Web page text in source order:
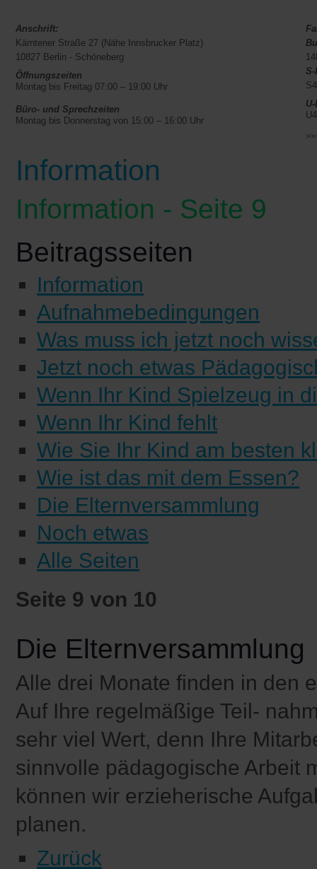
Anschrift:
Kärntener Straße 27 (Nähe Innsbrucker Platz)
10827 Berlin - Schöneberg
Öffnungszeiten
Montag bis Freitag 07:00 – 19:00 Uhr
Büro- und Sprechzeiten
Montag bis Donnerstag von 15:00 – 16:00 Uhr
S-
Information
Information - Seite 9
Beitragsseiten
Information
Aufnahmebedingungen
Was muss ich jetzt noch
Jetzt noch etwas
Wenn Ihr Kind Spielzeug in
Wenn Ihr Kind fehlt
Wie Sie Ihr Kind am besten
Wie ist das mit dem Essen?
Die Elternversammlung
Noch etwas
Alle Seiten
Seite 9 von 10
Die Elternversammlung
Alle drei Monate finden in den
Auf Ihre regelmäßige Teil-
sehr viel Wert, denn Ihre
sinnvolle pädagogische Arbeit
können wir erzieherische
planen.
Zurück